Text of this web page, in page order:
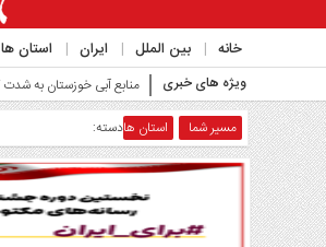
خانه بین الملل ایران استان ها
خانه
منوی
خانه
بین
الملل
ایران
استان
ویژه های خبری منابع آبی خوزستان به
مسیر شما دسته:استان ها